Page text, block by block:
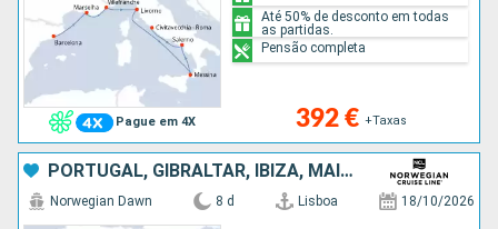
Pague em 4X 392 € +Taxas
Até 50% de desconto em todas
as partidas.
Pensão completa
PORTUGAL, GIBRALTAR, IBIZA, MAIORCA, ESPANHA
Norwegian Dawn 8 d Lisboa 18/10/2026